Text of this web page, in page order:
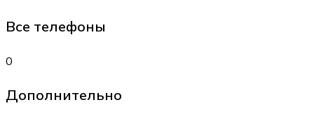
Все телефоны
0
Дополнительно